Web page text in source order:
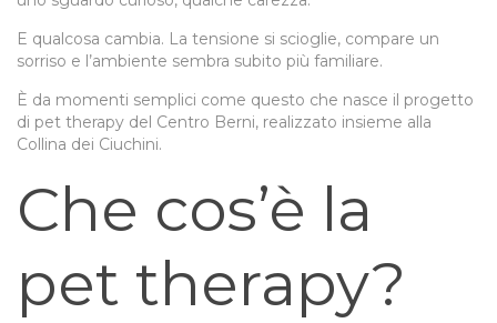
E qualcosa cambia. La tensione si scioglie, compare un
sorriso e l’ambiente sembra subito più familiare.
È da momenti semplici come questo che nasce il progetto
di pet therapy del Centro Berni, realizzato insieme alla
Collina dei Ciuchini.
Che cos’è la
pet therapy?